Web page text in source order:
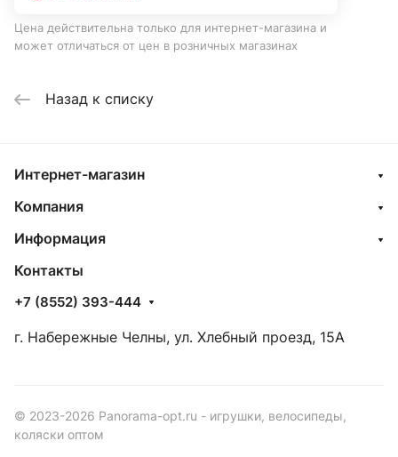
Цена действительна только для интернет-магазина и
может отличаться от цен в розничных магазинах
Назад к списку
Интернет-магазин
Компания
Информация
Контакты
+7 (8552) 393-444
г. Набережные Челны, ул. Хлебный проезд, 15А
© 2023-2026 Panorama-opt.ru - игрушки, велосипеды,
коляски оптом